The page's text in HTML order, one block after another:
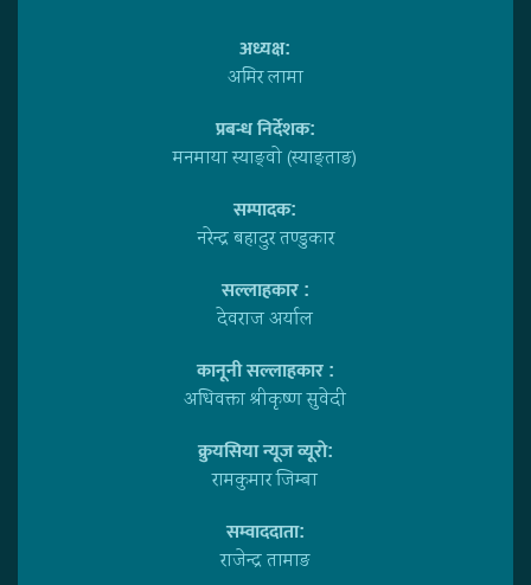
अध्यक्ष:
अमिर लामा
प्रबन्ध निर्देशक:
मनमाया स्याङ्वाे (स्याङ्ताङ)
सम्पादक:
नरेन्द्र बहादुर तण्डुकार
सल्लाहकार :
देवराज अर्याल
कानूनी सल्लाहकार :
अधिवक्ता श्रीकृष्ण सुवेदी
क्रुयसिया न्यूज व्यूराे:
रामकुमार जिम्बा
सम्वाददाता:
राजेन्द्र तामाङ